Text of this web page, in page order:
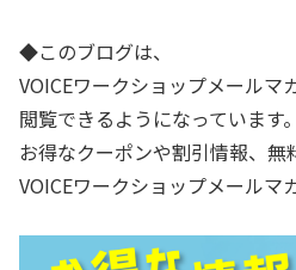
◆このブログは、
VOICEワークショップメールマ
閲覧できるようになっています。
お得なクーポンや割引情報、無
VOICEワークショップメール